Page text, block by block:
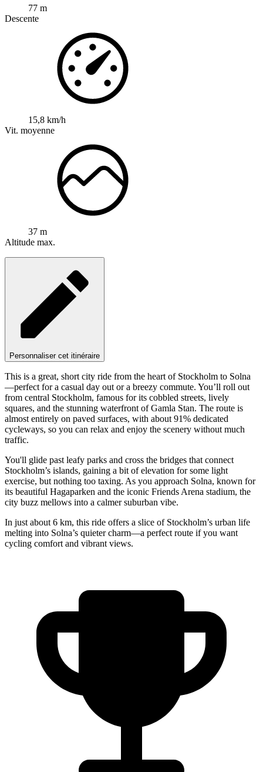
77 m
Descente
15,8 km/h
Vit. moyenne
37 m
Altitude max.
Personnaliser cet itinéraire
This is a great, short city ride from the heart of Stockholm to Solna
—perfect for a casual day out or a breezy commute. You’ll roll out
from central Stockholm, famous for its cobbled streets, lively
squares, and the stunning waterfront of Gamla Stan. The route is
almost entirely on paved surfaces, with about 91% dedicated
cycleways, so you can relax and enjoy the scenery without much
traffic.
You'll glide past leafy parks and cross the bridges that connect
Stockholm’s islands, gaining a bit of elevation for some light
exercise, but nothing too taxing. As you approach Solna, known for
its beautiful Hagaparken and the iconic Friends Arena stadium, the
city buzz mellows into a calmer suburban vibe.
In just about 6 km, this ride offers a slice of Stockholm’s urban life
melting into Solna’s quieter charm—a perfect route if you want
cycling comfort and vibrant views.